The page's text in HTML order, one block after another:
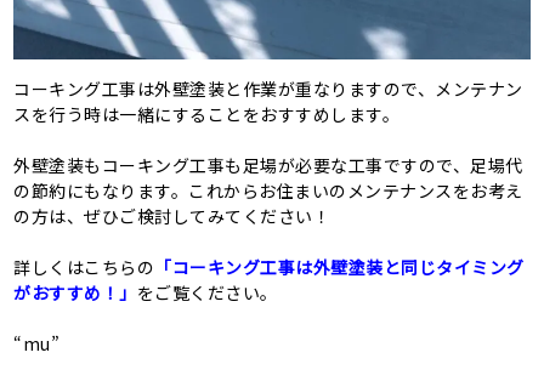
コーキング工事は外壁塗装と作業が重なりますので、メンテナン
スを行う時は一緒にすることをおすすめします。
外壁塗装もコーキング工事も足場が必要な工事ですので、足場代
の節約にもなります。これからお住まいのメンテナンスをお考え
の方は、ぜひご検討してみてください！
詳しくはこちらの 「コーキング工事は外壁塗装と同じタイミング
がおすすめ！」 をご覧ください。
“mu”